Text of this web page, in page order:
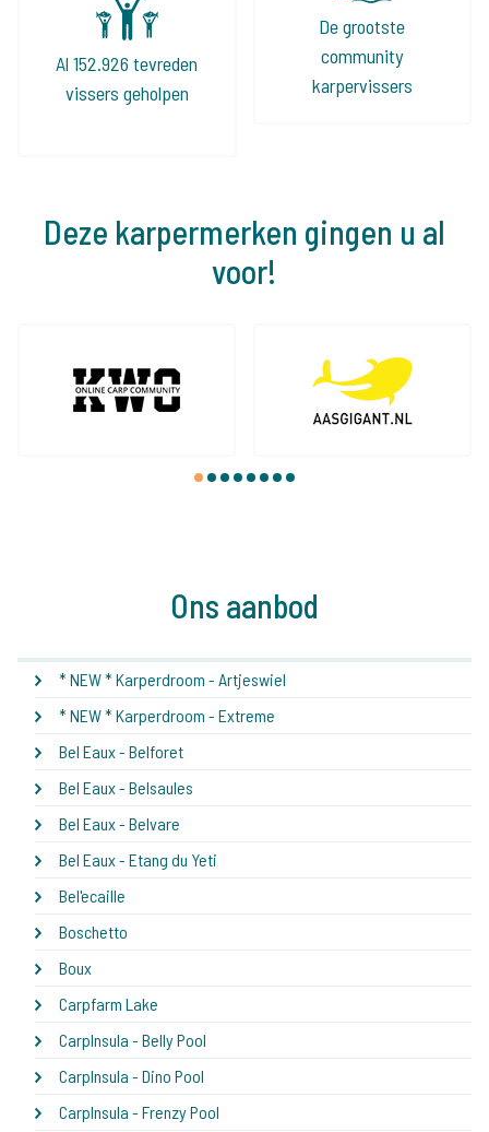
Al 152.926 tevreden
vissers geholpen
De grootste
community
karpervissers
Deze karpermerken gingen u al
voor!
1 2 3 4 5 6 7 8
Ons aanbod
* NEW * Karperdroom - Artjeswiel
* NEW * Karperdroom - Extreme
Bel Eaux - Belforet
Bel Eaux - Belsaules
Bel Eaux - Belvare
Bel Eaux - Etang du Yeti
Bel'ecaille
Boschetto
Boux
Carpfarm Lake
CarpInsula - Belly Pool
CarpInsula - Dino Pool
CarpInsula - Frenzy Pool